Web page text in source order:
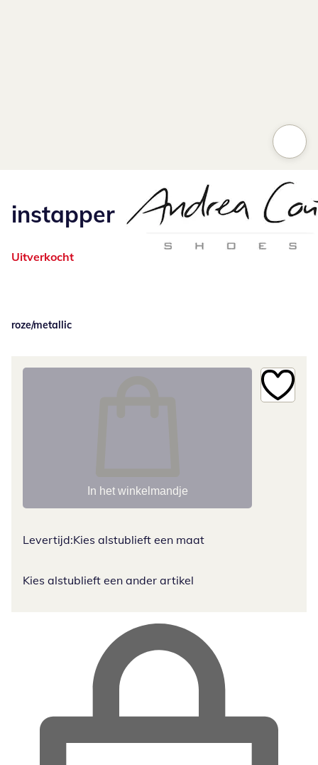
instapper
Uitverkocht
roze/metallic
In het winkelmandje
Levertijd:Kies alstublieft een maat
Kies alstublieft een ander artikel